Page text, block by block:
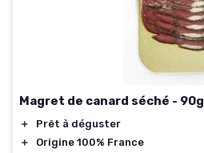
Magret de canard séché - 90g
＋
Prêt à déguster
＋
Origine 100% France